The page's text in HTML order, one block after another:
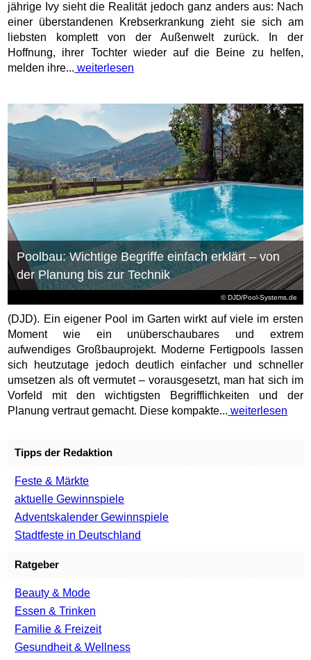
jährige Ivy sieht die Realität jedoch ganz anders aus: Nach
einer überstandenen Krebserkrankung zieht sie sich am
liebsten komplett von der Außenwelt zurück. In der
Hoffnung, ihrer Tochter wieder auf die Beine zu helfen,
melden ihre... weiterlesen
© DJD/Pool-Systems.de
Poolbau: Wichtige Begriffe einfach erklärt – von
der Planung bis zur Technik
(DJD). Ein eigener Pool im Garten wirkt auf viele im ersten
Moment wie ein unüberschaubares und extrem
aufwendiges Großbauprojekt. Moderne Fertigpools lassen
sich heutzutage jedoch deutlich einfacher und schneller
umsetzen als oft vermutet – vorausgesetzt, man hat sich im
Vorfeld mit den wichtigsten Begrifflichkeiten und der
Planung vertraut gemacht. Diese kompakte... weiterlesen
Tipps der Redaktion
Feste & Märkte
aktuelle Gewinnspiele
Adventskalender Gewinnspiele
Stadtfeste in Deutschland
Ratgeber
Beauty & Mode
Essen & Trinken
Familie & Freizeit
Gesundheit & Wellness